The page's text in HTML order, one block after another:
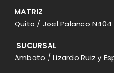
MATRIZ
Quito / Joel Palanco N404
SUCURSAL
Ambato / Lizardo Ruiz y